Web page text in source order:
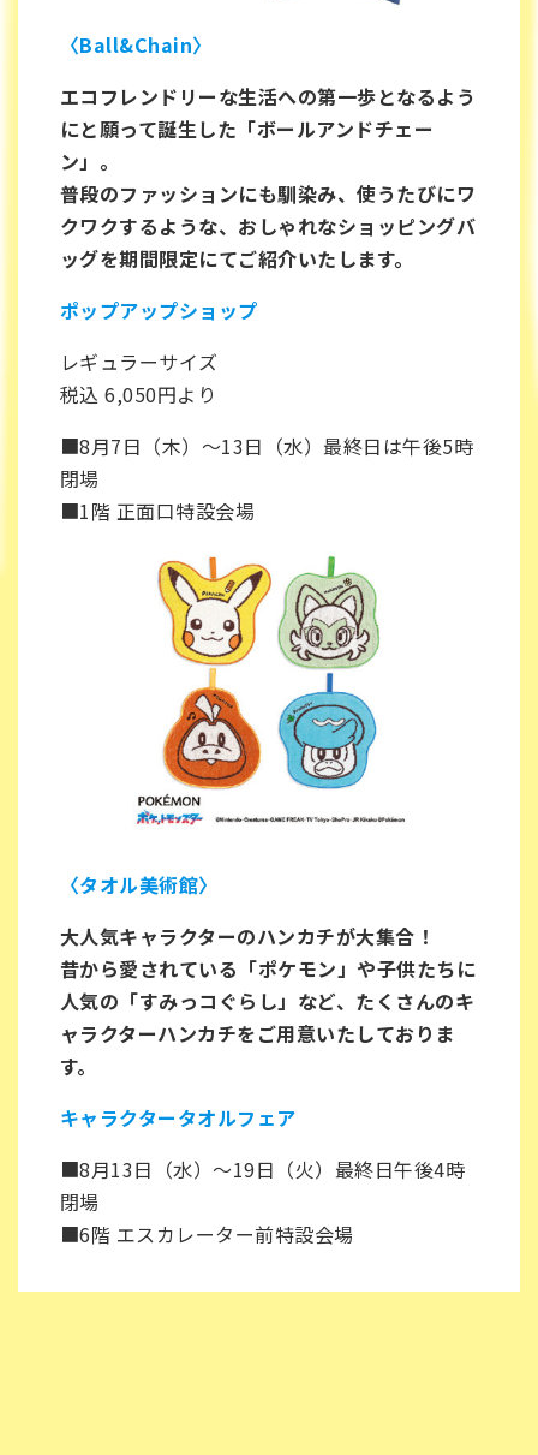
〈Ball&Chain〉
エコフレンドリーな生活への第一歩となるよう
にと願って誕生した「ボールアンドチェー
ン」。
普段のファッションにも馴染み、使うたびにワ
クワクするような、おしゃれなショッピングバ
ッグを期間限定にてご紹介いたします。
ポップアップショップ
レギュラーサイズ
税込 6,050円より
■8月7日（木）〜13日（水）最終日は午後5時
閉場
■1階 正面口特設会場
〈タオル美術館〉
大人気キャラクターのハンカチが大集合！
昔から愛されている「ポケモン」や子供たちに
人気の「すみっコぐらし」など、たくさんのキ
ャラクターハンカチをご用意いたしておりま
す。
キャラクタータオルフェア
■8月13日（水）〜19日（火）最終日午後4時
閉場
■6階 エスカレーター前特設会場